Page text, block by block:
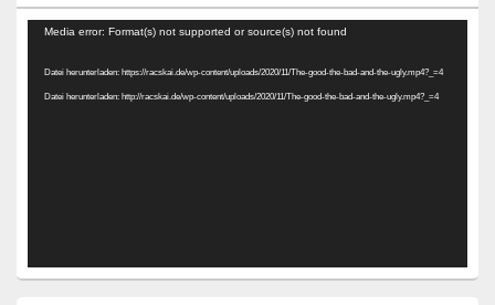
Video-
Media error: Format(s) not supported or source(s) not found
Datei herunterladen: https://racskai.de/wp-content/uploads/2020/11/The-good-the-bad-and-the-ugly.mp4?_=4
Datei herunterladen: http://racskai.de/wp-content/uploads/2020/11/The-good-the-bad-and-the-ugly.mp4?_=4